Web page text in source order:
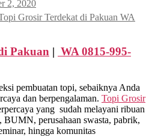
2, 2020
Grosir Terdekat di Pakuan WA
Pakuan | WA 0815-995-
pembuatan topi, sebaiknya Anda
dan berpengalaman. Topi Grosir
yang sudah melayani ribuan
BUMN, perusahaan swasta, pabrik,
hingga komunitas